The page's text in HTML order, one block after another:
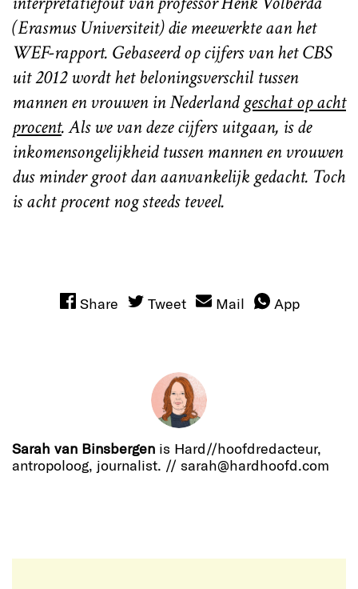
(Erasmus Universiteit) die meewerkte aan het
WEF-rapport. Gebaseerd op cijfers van het CBS
uit 2012 wordt het beloningsverschil tussen
mannen en vrouwen in Nederlandgeschat op acht
procent. Als we van deze cijfers uitgaan, is de
inkomensongelijkheid tussen mannen en vrouwen
dus minder groot dan aanvankelijk gedacht. Toch
is acht procent nog steeds teveel.
Share Tweet Mail App
Sarah van Binsbergen is Hard//hoofdredacteur,
antropoloog, journalist. // sarah@hardhoofd.com